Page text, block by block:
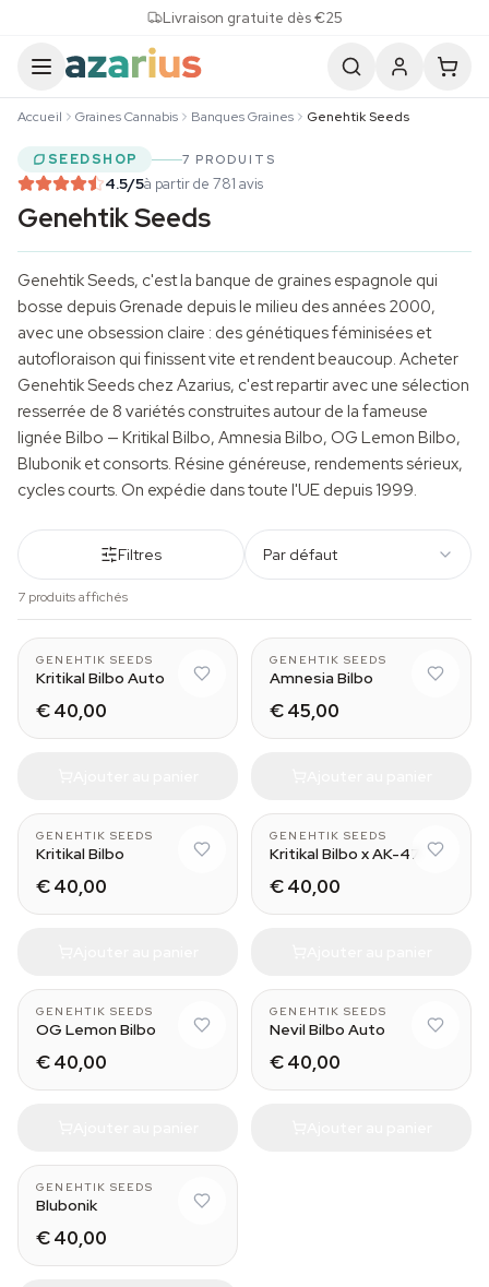
Livraison gratuite dès €25
Accueil Graines Cannabis Banques Graines Genehtik Seeds
SEEDSHOP 7 PRODUITS
4.5/5à partir de 781 avis
Genehtik Seeds
Genehtik Seeds, c'est la banque de graines espagnole qui
bosse depuis Grenade depuis le milieu des années 2000,
avec une obsession claire : des génétiques féminisées et
autofloraison qui finissent vite et rendent beaucoup. Acheter
Genehtik Seeds chez Azarius, c'est repartir avec une sélection
resserrée de 8 variétés construites autour de la fameuse
lignée Bilbo — Kritikal Bilbo, Amnesia Bilbo, OG Lemon Bilbo,
Blubonik et consorts. Résine généreuse, rendements sérieux,
cycles courts. On expédie dans toute l'UE depuis 1999.
Filtres Par défaut
7 produits affichés
GENEHTIK SEEDS
Kritikal Bilbo Auto
€ 40,00
GENEHTIK SEEDS
Amnesia Bilbo
€ 45,00
GENEHTIK SEEDS
Kritikal Bilbo
€ 40,00
GENEHTIK SEEDS
Kritikal Bilbo x AK-47
€ 40,00
GENEHTIK SEEDS
OG Lemon Bilbo
€ 40,00
GENEHTIK SEEDS
Nevil Bilbo Auto
€ 40,00
GENEHTIK SEEDS
Blubonik
€ 40,00